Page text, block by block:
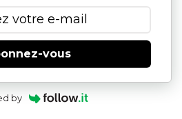
vous
by